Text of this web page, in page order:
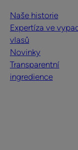
Naše historie
Expertíza ve
vlasů
Novinky
Transparentní
ingredience